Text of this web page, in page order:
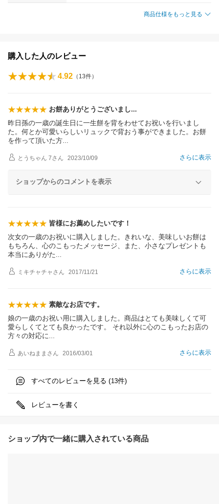
商品仕様をもっと見る
購入した人のレビュー
4.92 （ 13件）
お餅ありがとうございま し
昨日孫の一歳の誕生日に一生餅を背をわせてお祝いを行いまし
た。何とか可愛いらしいリュックで背おう事ができました。お餅
を作って頂いた方
さらに表示
とうちゃん 7さん 2023/10/09
ショップからのコメントを表示
皆様にお薦めしたいです！
次女の一歳のお祝いに購入しました。きれいな、美味しいお餅は
もちろん、心のこもったメッセージ、また、小さなプレゼントも
本当にありがた
さらに表示
ミキチャチャ さん 2017/11/21
素敵なお店です。
娘の一歳のお祝い用に購入しました。商品はとても美味しくて可
愛らしくてとても良かったです。 それ以外に心のこもったお店の
方々の対応に
さらに表示
あいねまま さん 2016/03/01
すべてのレビューを見る (13件)
レビューを書く
ショップ内で一緒に購入されている商品